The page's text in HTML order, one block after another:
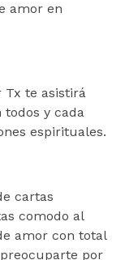
amor en
Tx te asistirá
y cada
espirituales.
cartas
comodo al
amor con total
por